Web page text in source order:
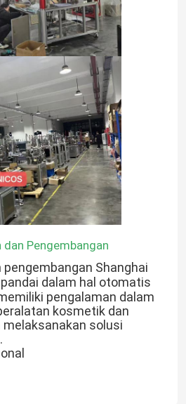
dan Pengembangan
Shanghai
dalam hal otomatis
pengalaman dalam
kosmetik dan
solusi